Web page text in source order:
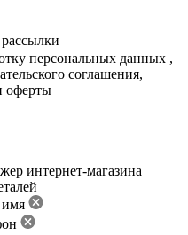
персональных данных ,
соглашения,
оферты
интернет-магазина